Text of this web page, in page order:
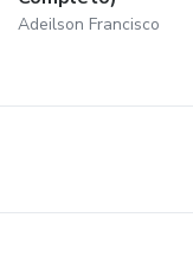
Adeilson Francisco